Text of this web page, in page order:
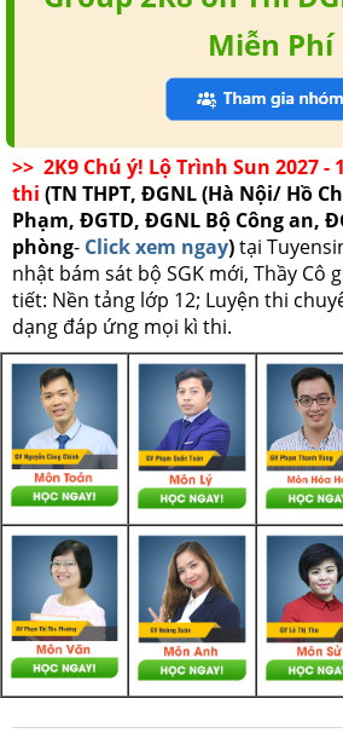
Miễn Phí
>> 2K9 Chú ý! Lộ Trình Sun 2027
thi (TN THPT, ĐGNL (Hà Nội/ Hồ
Phạm, ĐGTD, ĐGNL Bộ Công an,
phòng- Click xem ngay)tại
nhật bám sát bộ SGK mới, Thầy Cô
tiết: Nền tảng lớp 12; Luyện thi
dạng đáp ứng mọi kì thi.